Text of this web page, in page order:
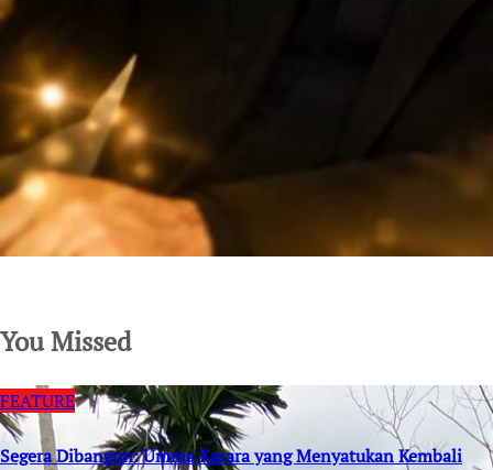
You Missed
FEATURE
Segera Dibangun: Umma Karara yang Menyatukan Kembali